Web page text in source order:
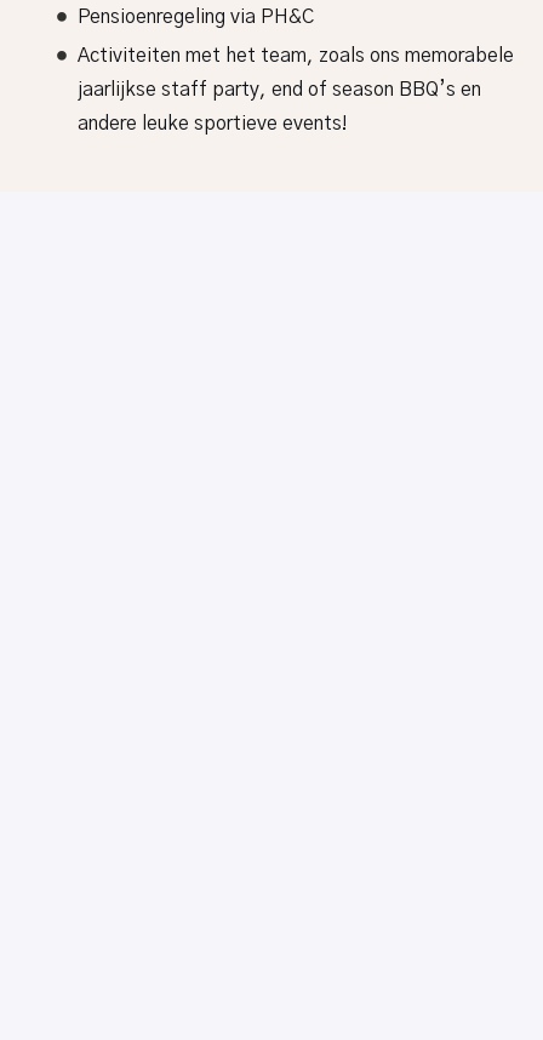
Pensioenregeling via PH&C
Activiteiten met het team, zoals ons memorabele
jaarlijkse staff party, end of season BBQ’s en
andere leuke sportieve events!